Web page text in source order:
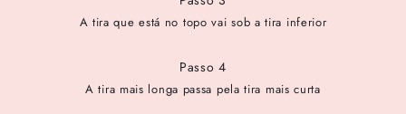
A tira que está no topo vai sob a tira inferior
Passo 4
A tira mais longa passa pela tira mais curta